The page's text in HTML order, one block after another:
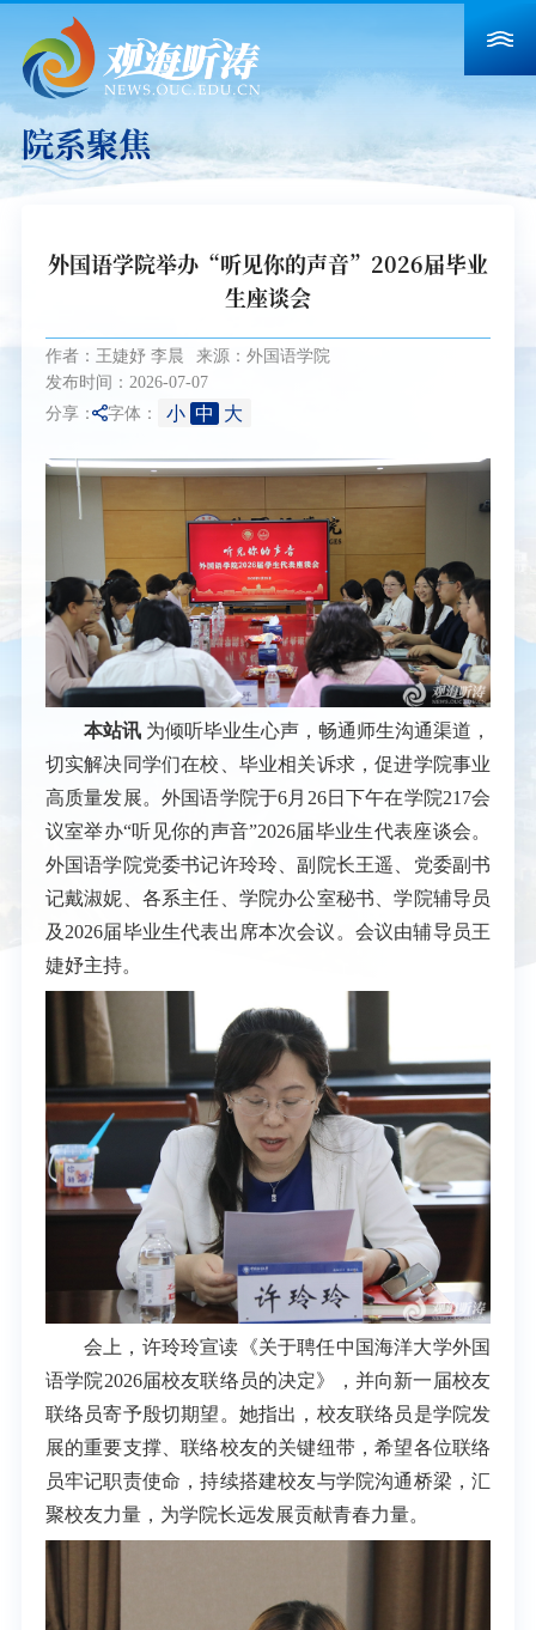
院系聚焦
外国语学院举办“听见你的声音”2026届毕业
生座谈会
作者：王婕妤 李晨
来源：外国语学院
发布时间：2026-07-07
分享： 字体： 小 中 大
本站讯 为倾听毕业生心声，畅通师生沟通渠道，
切实解决同学们在校、毕业相关诉求，促进学院事业
高质量发展。外国语学院于6月26日下午在学院217会
议室举办“听见你的声音”2026届毕业生代表座谈会。
外国语学院党委书记许玲玲、副院长王遥、党委副书
记戴淑妮、各系主任、学院办公室秘书、学院辅导员
及2026届毕业生代表出席本次会议。会议由辅导员王
婕妤主持。
会上，许玲玲宣读《关于聘任中国海洋大学外国
语学院2026届校友联络员的决定》，并向新一届校友
联络员寄予殷切期望。她指出，校友联络员是学院发
展的重要支撑、联络校友的关键纽带，希望各位联络
员牢记职责使命，持续搭建校友与学院沟通桥梁，汇
聚校友力量，为学院长远发展贡献青春力量。